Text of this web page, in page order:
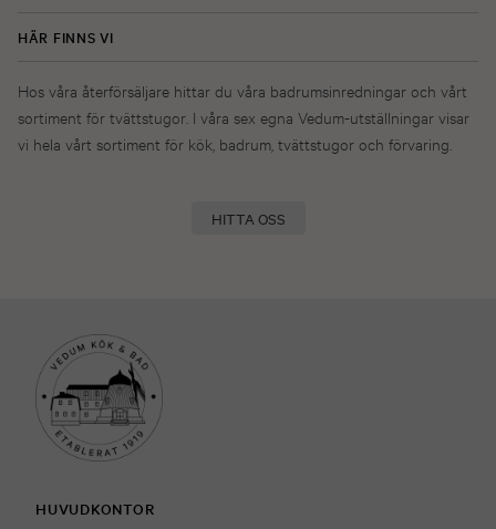
HÄR FINNS VI
Hos våra återförsäljare hittar du våra badrumsinredningar och vårt
sortiment för tvättstugor. I våra sex egna Vedum-utställningar visar
vi hela vårt sortiment för kök, badrum, tvättstugor och förvaring.
HITTA OSS
HUVUDKONTOR